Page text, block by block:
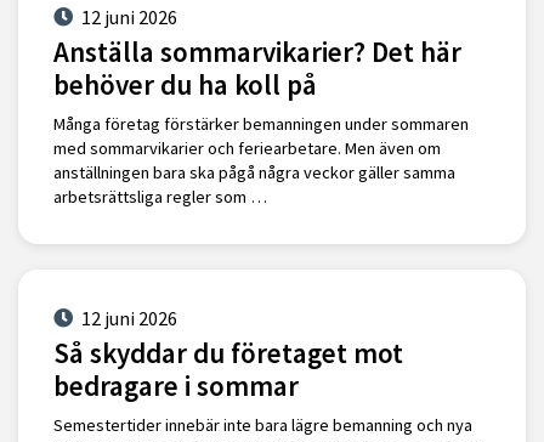
12 juni 2026
Anställa sommarvikarier? Det här
behöver du ha koll på
Många företag förstärker bemanningen under sommaren
med sommarvikarier och feriearbetare. Men även om
anställningen bara ska pågå några veckor gäller samma
arbetsrättsliga regler som …
12 juni 2026
Så skyddar du företaget mot
bedragare i sommar
Semestertider innebär inte bara lägre bemanning och nya